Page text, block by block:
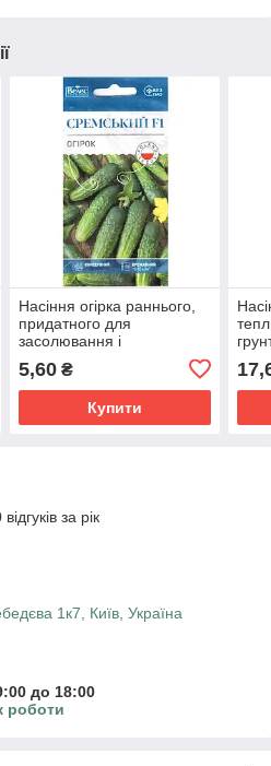
Насіння огірка раннього,
придатного для
засолювання і
"Сремский" F1 (0,5 г) від
ТМ "Велес"
5,60₴
Купити
за рік
1к7, Київ, Україна
до 18:00
роботи